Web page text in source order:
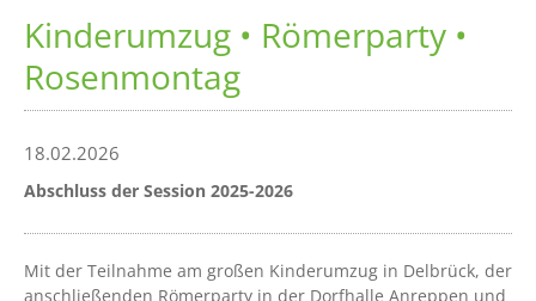
Kinderumzug • Römerparty •
Rosenmontag
18.02.2026
Abschluss der Session 2025-2026
Mit der Teilnahme am großen Kinderumzug in Delbrück, der
anschließenden Römerparty in der Dorfhalle Anreppen und